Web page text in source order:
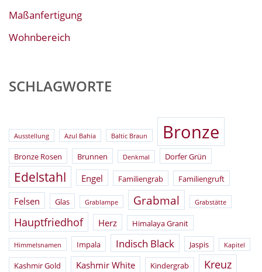
Maßanfertigung
Wohnbereich
SCHLAGWORTE
Ausstellung Azul Bahia Baltic Braun Bronze
Bronze Rosen Brunnen Denkmal Dorfer Grün
Edelstahl Engel Familiengrab Familiengruft
Felsen Glas Grablampe Grabmal Grabstätte
Hauptfriedhof Herz Himalaya Granit
Himmelsnamen Impala Indisch Black Jaspis Kapitel
Kashmir Gold Kashmir White Kindergrab Kreuz